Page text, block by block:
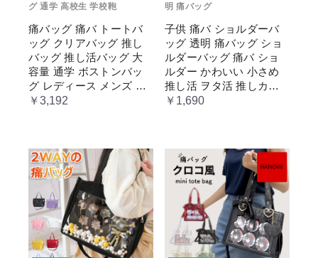
グ 通学 高校生 学校鞄
痛バッグ 痛バ トートバ
ッグ クリアバッグ 推し
バッグ 推し活バッグ 大
容量 通学 ボストンバッ
グ レディース メンズ 男
女兼用 学生 スクール 透
￥3,192
明 痛バッグ
子供 痛バ ショルダーバ
ッグ 透明 痛バッグ ショ
ルダーバッグ 痛バ ショ
ルダー かわいい 小さめ
推し活 ヲタ活 推しカラ
ー 推し色 肩掛け レディ
￥1,690